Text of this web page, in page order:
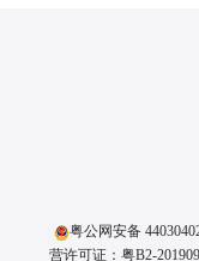
粤公网安备
营许可证： 粤B2-